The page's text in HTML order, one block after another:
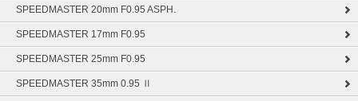
SPEEDMASTER 20mm F0.95 ASPH.
SPEEDMASTER 17mm F0.95
SPEEDMASTER 25mm F0.95
SPEEDMASTER 35mm 0.95 Ⅱ